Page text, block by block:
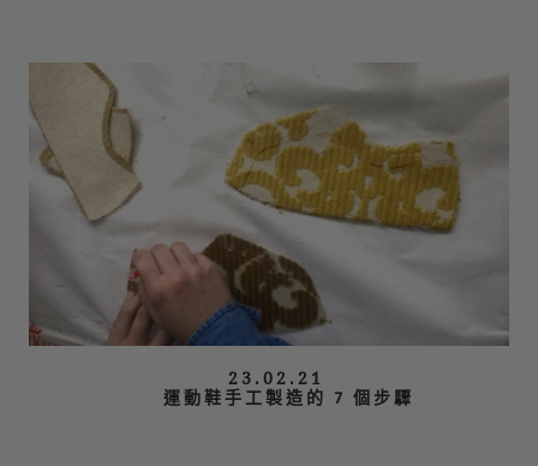
23.02.21
運動鞋手工製造的 7 個步驟